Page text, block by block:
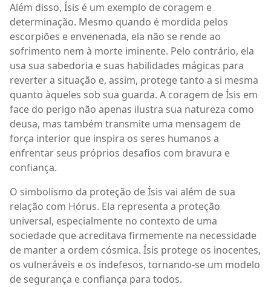
Além disso, Ísis é um exemplo de coragem e
determinação. Mesmo quando é mordida pelos
escorpiões e envenenada, ela não se rende ao
sofrimento nem à morte iminente. Pelo contrário, ela
usa sua sabedoria e suas habilidades mágicas para
reverter a situação e, assim, protege tanto a si mesma
quanto àqueles sob sua guarda. A coragem de Ísis em
face do perigo não apenas ilustra sua natureza como
deusa, mas também transmite uma mensagem de
força interior que inspira os seres humanos a
enfrentar seus próprios desafios com bravura e
confiança.
O simbolismo da proteção de Ísis vai além de sua
relação com Hórus. Ela representa a proteção
universal, especialmente no contexto de uma
sociedade que acreditava firmemente na necessidade
de manter a ordem cósmica. Ísis protege os inocentes,
os vulneráveis e os indefesos, tornando-se um modelo
de segurança e confiança para todos.